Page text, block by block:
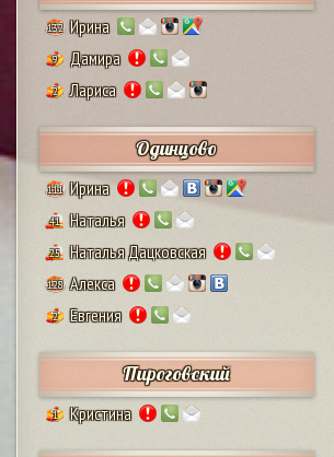
132 Ирина
9 Дамира
2 Лариса
Одинцово
111 Ирина
41 Наталья
25 Наталья Дацковская
128 Алекса
2 Евгения
Пироговский
1 Кристина